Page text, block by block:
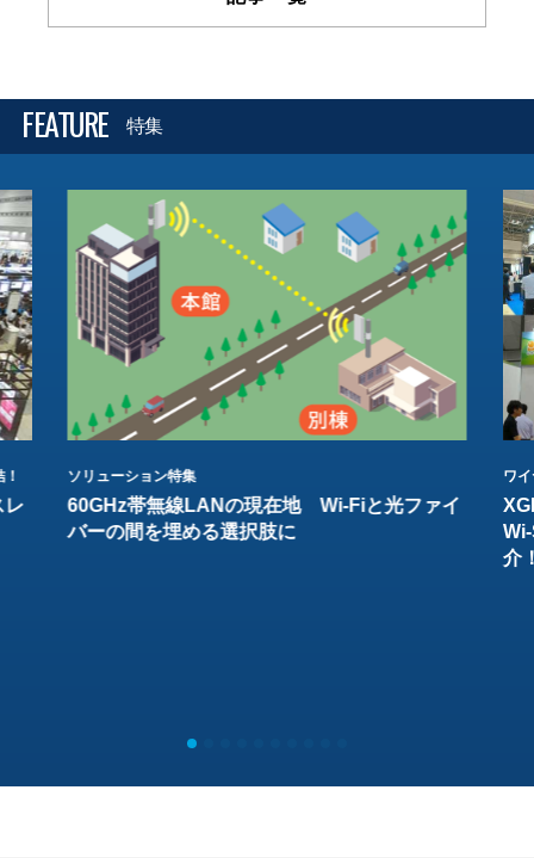
FEATURE 特集
レ
ソリューション特集
60GHz帯無線LANの現在地 Wi-Fiと光ファイ
バーの間を埋める選択肢に
ワ
介